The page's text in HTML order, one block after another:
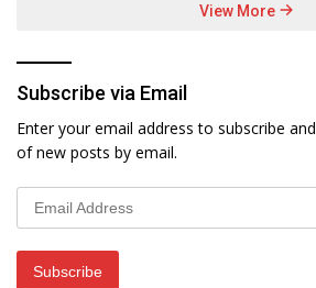
View More
Subscribe via Email
Enter your email address to subscribe
of new posts by email.
Subscribe